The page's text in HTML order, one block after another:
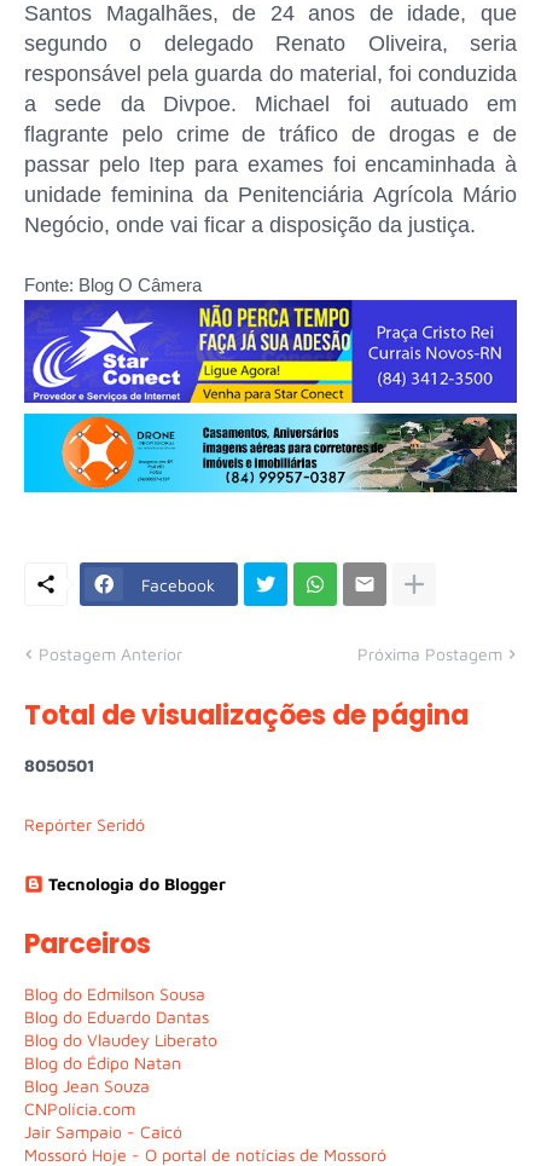
Santos Magalhães, de 24 anos de idade, que
segundo o delegado Renato Oliveira, seria
responsável pela guarda do material, foi conduzida
a sede da Divpoe. Michael foi autuado em
flagrante pelo crime de tráfico de drogas e de
passar pelo Itep para exames foi encaminhada à
unidade feminina da Penitenciária Agrícola Mário
Negócio, onde vai ficar a disposição da justiça.
Fonte: Blog O Câmera
Facebook
Postagem Anterior Próxima Postagem
Total de visualizações de página
8050501
Repórter Seridó
Tecnologia do Blogger
Parceiros
Blog do Edmilson Sousa
Blog do Eduardo Dantas
Blog do Vlaudey Liberato
Blog do Édipo Natan
Blog Jean Souza
CNPolícia.com
Jair Sampaio - Caicó
Mossoró Hoje - O portal de notícias de Mossoró